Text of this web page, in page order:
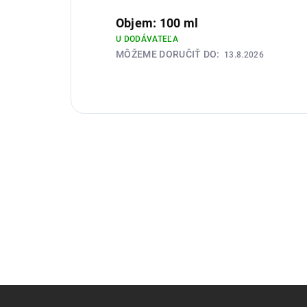
Objem: 100 ml
U DODÁVATEĽA
MÔŽEME DORUČIŤ DO: 13.8.2026